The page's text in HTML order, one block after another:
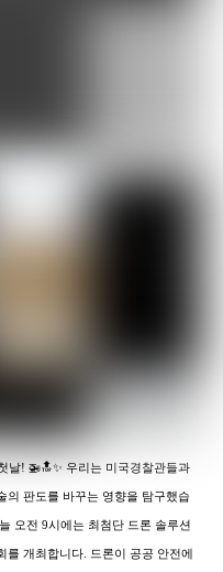
날! 🚁🔝✨ 우리는 미국경찰관들과
의 판도를 바꾸는 영향을 탐구했습
오전 9시에는 최첨단 드론 솔루션
를 개최합니다. 드론이 공공 안전에